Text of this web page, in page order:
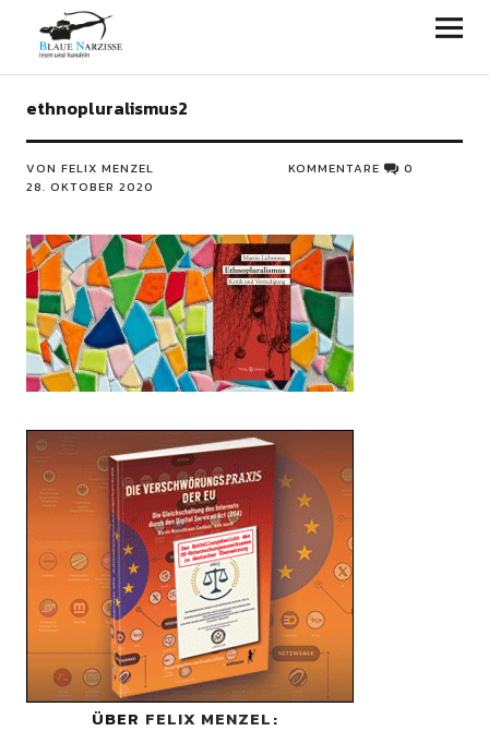
Blaue Narzisse
ethnopluralismus2
VON FELIX MENZEL
28. OKTOBER 2020
KOMMENTARE 0
ÜBER FELIX MENZEL